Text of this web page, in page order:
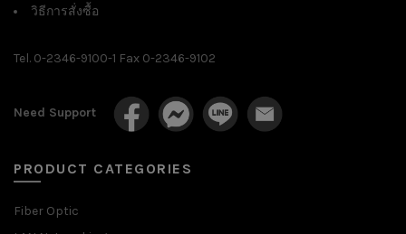
วิธีการสั่งซื้อ
Tel. 0-2346-9100-1 Fax 0-2346-9102
Need Support
PRODUCT CATEGORIES
Fiber Optic